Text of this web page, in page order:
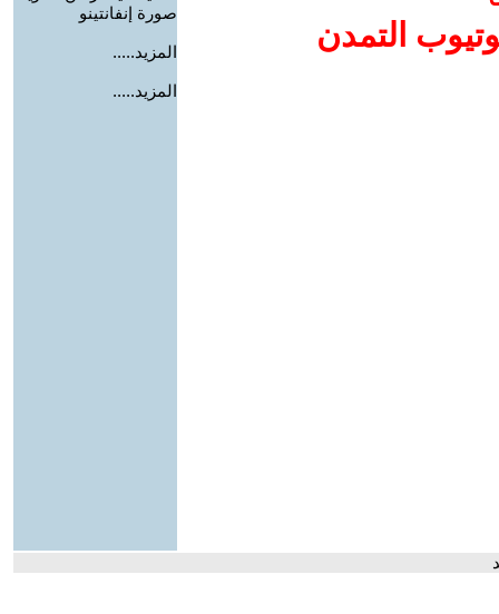
التمدن
صورة إنفانتينو
المزيد.....
المزيد.....